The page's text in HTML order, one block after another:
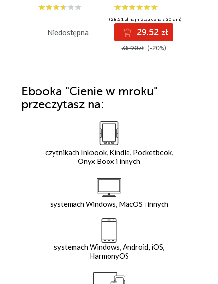
Niedostępna
(28,51 zł najniższa cena z 30 dni)
29.52 zł
36.90zł (-20%)
Ebooka "Cienie w mroku"
przeczytasz na:
czytnikach Inkbook, Kindle, Pocketbook,
Onyx Boox i innych
systemach Windows, MacOS i innych
systemach Windows, Android, iOS,
HarmonyOS